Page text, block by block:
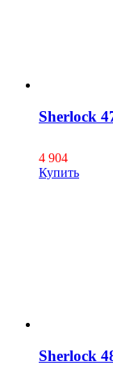
Sherlock
4 904
Купить
Sherlock